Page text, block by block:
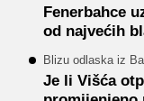
Fenerbahce
od najvećih
Blizu odlaska iz
Je li Višća